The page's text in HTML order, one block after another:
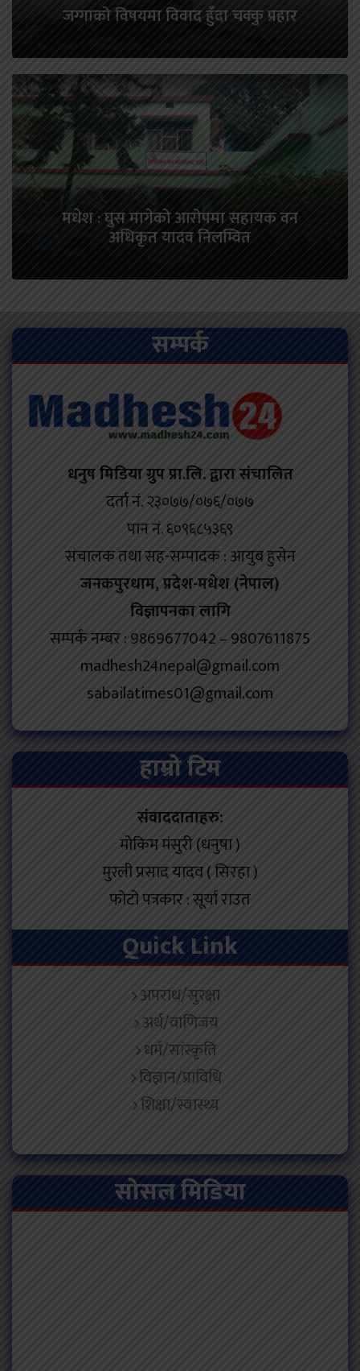
जग्गाको विषयमा विवाद हुँदा चक्कु प्रहार
मधेश : घुस मागेको आरोपमा सहायक वन
अधिकृत यादव निलम्वित
सम्पर्क
धनुष मिडिया ग्रुप प्रा.लि. द्वारा संचालित
दर्ता नं. २३०७७/०७६/०७७
पान नं. ६०९६८५३६९
संचालक तथा सह-सम्पादक : आयुब हुसेन
जनकपुरधाम, प्रदेश-मधेश (नेपाल)
विज्ञापनका लागि
सम्पर्क नम्बर : 9869677042 – 9807611875
madhesh24nepal@gmail.com
sabailatimes01@gmail.com
हाम्रो टिम
संवाददाताहरु:
मोकिम मंसुरी (धनुषा )
मुरली प्रसाद यादव ( सिरहा )
फोटो पत्रकार : सूर्या राउत
Quick Link
अपराध/सुरक्षा
अर्थ/वाणिजय
धर्म/सांस्कृति
विज्ञान/प्राविधि
शिक्षा/स्वास्थ्य
सोसल मिडिया